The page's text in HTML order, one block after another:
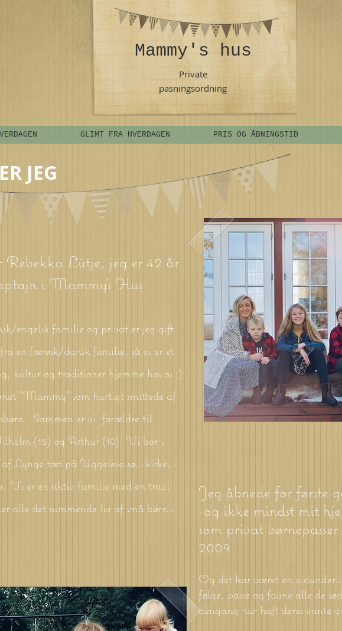
Mammy's hus
Private
pasningsordning
GLIMT FRA HVERDAGEN PRIS OG ÅBNINGSTID
JEG
Lütje, jeg er 42 år
i Mammy's Hus
engelsk familie og privat er jeg gift
en færøsk/dansk familie, så vi er et
kultur og traditioner hjemme hos os ;)
"Mammy" som hurtigt smittede af
Sammen er vi forældre til
(15) og Arthur (10). Vi bor i
af Lynge tæt på Uggeløse-sø, -kirke, -
Vi er en aktiv familie med en travl
alle det summende liv af små børn i
Jeg åbnede for første
-og ikke mindst mit
som privat
2009
Og det har været en
følge, passe og favne alle de
dengang har haft deres vante